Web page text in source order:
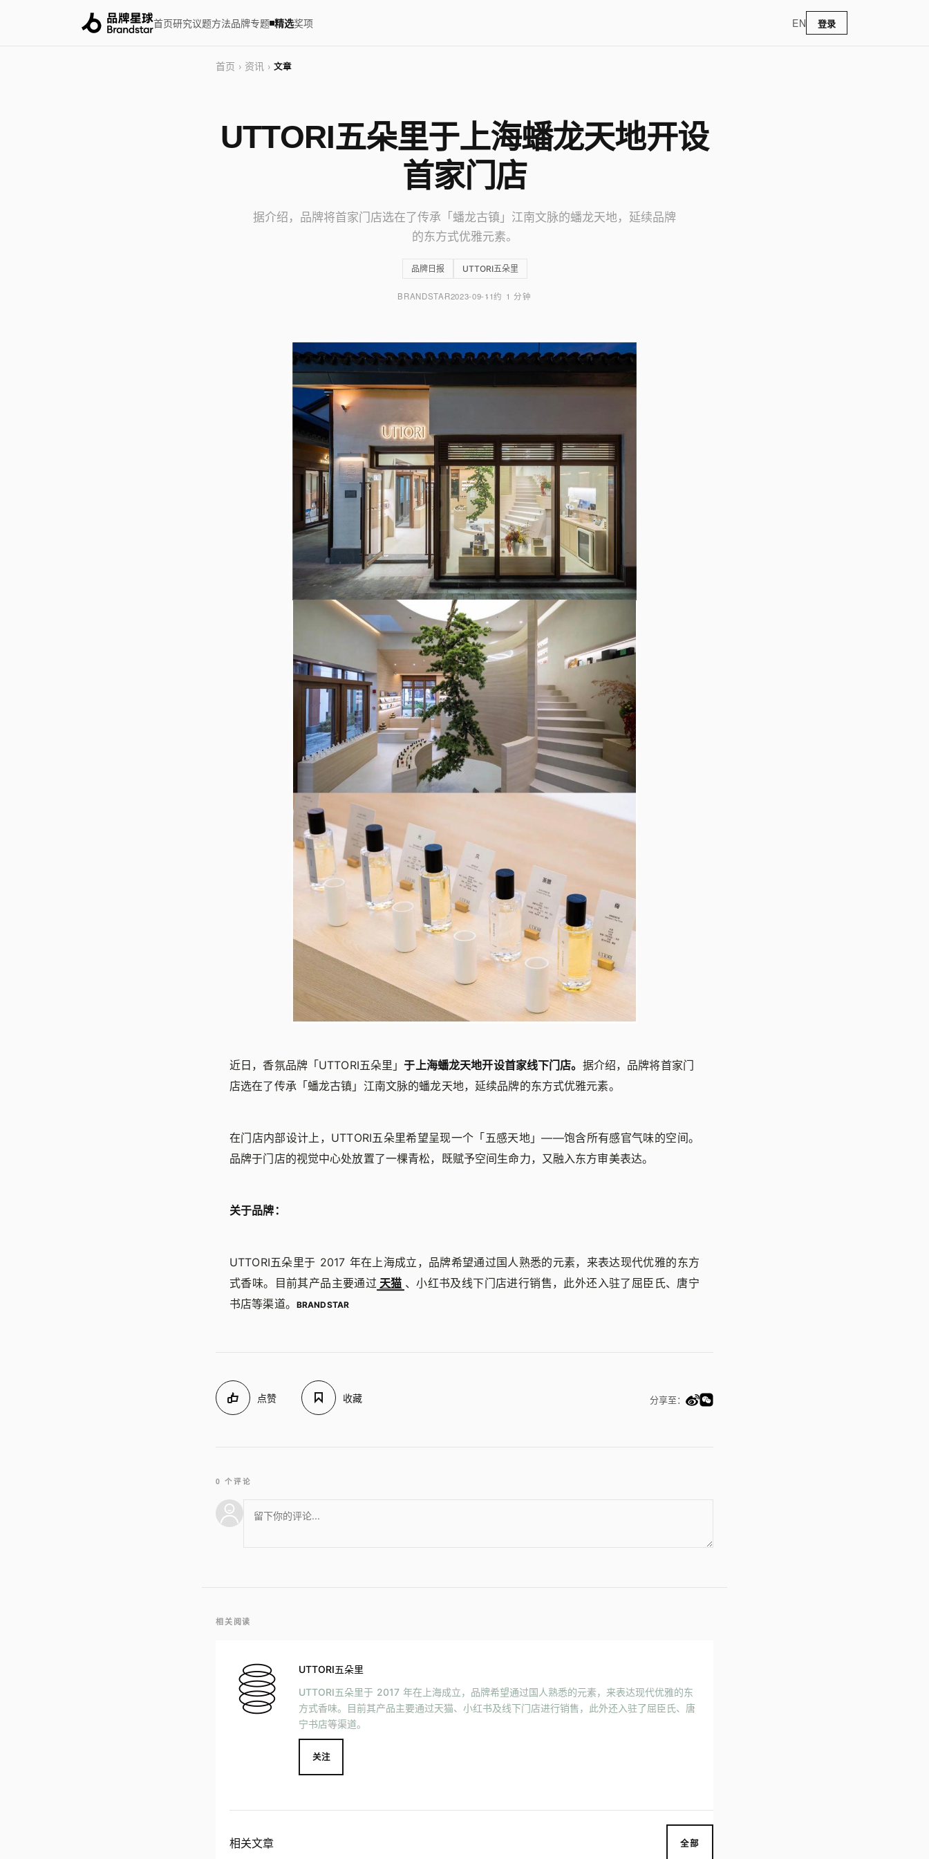
首页研究议题方法品牌专题 精选奖项 EN 登录
首页 › 资讯 › 文章
UTTORI五朵里于上海蟠龙天地开设
首家门店
据介绍，品牌将首家门店选在了传承「蟠龙古镇」江南文脉的蟠龙天地，延续品牌
的东方式优雅元素。
品牌日报 UTTORI五朵里
BRANDSTAR2023-09-11约 1 分钟
近日，香氛品牌「UTTORI五朵里」于上海蟠龙天地开设首家线下门店。 据介绍，品牌将首家门
店选在了传承「蟠龙古镇」江南文脉的蟠龙天地，延续品牌的东方式优雅元素。
在门店内部设计上，UTTORI五朵里希望呈现一个「五感天地」——饱含所有感官气味的空间。
品牌于门店的视觉中心处放置了一棵青松，既赋予空间生命力，又融入东方审美表达。
关于品牌：
UTTORI五朵里于 2017 年在上海成立，品牌希望通过国人熟悉的元素，来表达现代优雅的东方
式香味。目前其产品主要通过 天猫 、小红书及线下门店进行销售，此外还入驻了屈臣氏、唐宁
书店等渠道。
BRANDSTAR
点赞 收藏 分享至：
0 个评论
相关阅读
UTTORI五朵里
UTTORI五朵里于 2017 年在上海成立，品牌希望通过国人熟悉的元素，来表达现代优雅的东
方式香味。目前其产品主要通过天猫、小红书及线下门店进行销售，此外还入驻了屈臣氏、唐
宁书店等渠道。
关注
相关文章 全部